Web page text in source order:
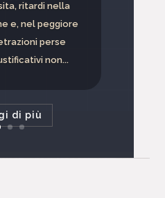
ritardi nella
e, nel peggiore
perse
non...
di più